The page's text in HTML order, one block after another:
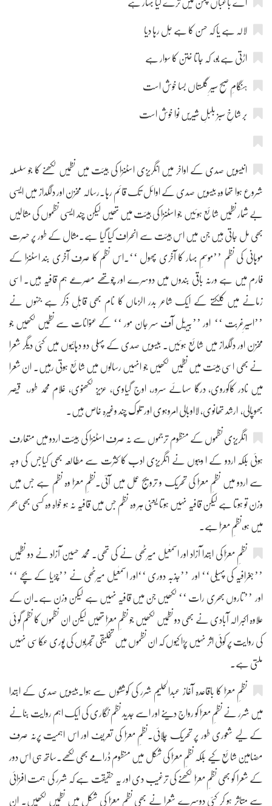
اے باغباں چمن میں ترے کیا بہار ہے
لالہ ہے یا کہ حسن کا ہے جل رہا دیا
اڑتی ہے بو، کہ جاتا ختن کا سوار ہے
ہنگامِ صبح سیرِ گلستاں بسا خوش است
بر شاخِ سبز بلبلِ شیریں نوا خوش است
انیسویں صدی کے اواخر میں انگریزی اسٹنزا کی ہیئت میں نظمیں لکھنے کا جو سلسلہ
شروع ہوا تھا وہ بیسویں صدی کے اوائل تک قائم رہا۔رسالہ مخزن اور دلگداز میں ایسی
بے شمار نظمیں شائع ہوئیں جو اسٹنزا کی ہیئت میں تھیں لیکن چند ایسی نظموں کی مثالیں
بھی مل جاتی ہیں جن میں اس ہیئت سے انحراف کیا گیا ہے۔مثال کے طور پر حسرت
موہانی کی نظم ’’موسمِ بہار کا آخری پھول ‘‘۔اس نظم کا صرف آخری بند اسٹنزا کے
فارم میں ہے ورنہ باقی بندوں میں دوسرے اور چوتھے مصرعے ہم قافیہ ہیں۔ اسی
زمانے میں کلکتے کے ایک شاعر بدر الزماں کا نام بھی قابلِ ذکر ہے جنہوں نے
’’اسیرِغربت ‘‘ اور ’’بیریل آف سر جان مور ‘‘ کے عنوانات سے نظمیں لکھیں جو
مخزن اور دلگداز میں شائع ہوئیں۔ بیسویں صدی کے پہلی دو دہائیوں میں کئی دیگر شعرا
نے بھی اسی ہیئت میں نظمیں لکھیں جو انہیں رسالوں میں شائع ہوتی رہیں۔ ان شعرا
میں نادر کاکوروی، درگا سہائے سرور، اوج گیاوی، عزیز لکھنوی، غلام محمد طور، قیصر
بھوپالی، ارشد تھانوی، لااوبالی امروہوی اور تلوک چند وغیرہ خاص ہیں۔
انگریزی نظموں کے منظوم ترجموں سے نہ صرف اسٹنزا کی ہیئت اردو میں متعارف
ہوئی بلکہ اردو کے ا دیبوں نے انگریزی ادب کا کثرت سے مطالعہ بھی کیاجس کی وجہ
سے اردو میں نظمِ معرّا کی تحریک و ترویج عمل میں آئی۔نظمِ معرّا وہ نظم ہے جس میں
وزن تو ہوتا ہے لیکن قافیہ نہیں ہوتا یعنی ہر وہ نظم جس میں قافیہ نہ ہو خواہ وہ کسی بھی بحر
میں ہو،نظمِ معرّا ہے۔
نظمِ معرّا کی ابتدا آزاد اور اسمٰعیل میرٹھی نے کی تھی۔ محمد حسین آزاد نے دو نظمیں
’’جغرافیہ کی پہیلی‘‘ اور ’’جذبہ دوری ‘‘اور اسمٰعیل میرٹھی نے ’’چڑیا کے بچے ‘‘
اور ’’تاروں بھری رات ‘‘ لکھیں جن میں قافیہ نہیں ہے لیکن وزن ہے۔ان کے
علاوہ اکبر الہ آبادی نے بھی دو نظمیں لکھیں جو نظمِ معرّا تھیں لیکن ان نظموں کا نظم گو ئی
کی روایت پر کوئی اثر نہیں پڑا کیوں کہ ان نظموں میں تخلیقی تجربوں کی پوری عکاسی نہیں
ملتی ہے۔
نظمِ معرّا کا باقاعدہ آغاز عبدالحلیم شرر کی کوششوں سے ہوا۔بیسویں صدی کے ابتدا
میں شرر نے نظمِ معرّا کو رواج دینے اور اسے جدید نظم نگاری کی ایک اہم روایت بنانے
کے لیے شعوری طور پر تحریک چلائی۔نظمِ معرّا کی تعریف اور اس اہمیت پرنہ صرف
مضامین شائع کیے بلکہ نظمِ معرّا کی شکل میں منظوم ڈرامے بھی لکھے۔ساتھ ہی اس دور
کے شعرا کو بھی نظمِ معرّا لکھنے کی ترغیب دی اور یہ حقیقت ہے کہ شرر کی ہمت افزائی
سے متاثر ہو کر کئی دوسرے شعرا نے بھی نظمِ معرّا کی شکل میں نظمیں لکھیں۔ ان